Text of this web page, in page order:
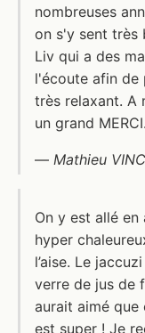
nombreuses
on s'y sent très
Liv qui a des
l'écoute afin de
très relaxant. A
un grand MERCI.
— Mathieu
On y est allé en
hyper
l’aise. Le
verre de jus de
aurait aimé que
est super ! Je